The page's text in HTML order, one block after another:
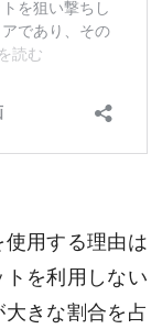
用する理由は
トを利用しない
きな割合を占